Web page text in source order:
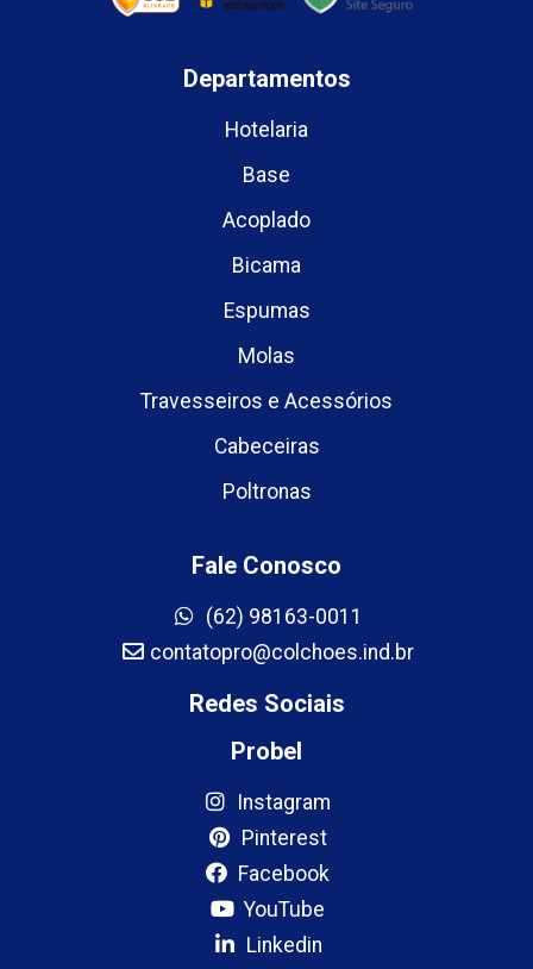
Departamentos
Hotelaria
Base
Acoplado
Bicama
Espumas
Molas
Travesseiros e Acessórios
Cabeceiras
Poltronas
Fale Conosco
(62) 98163-0011
contatopro@colchoes.ind.br
Redes Sociais
Probel
Instagram
Pinterest
Facebook
YouTube
Linkedin